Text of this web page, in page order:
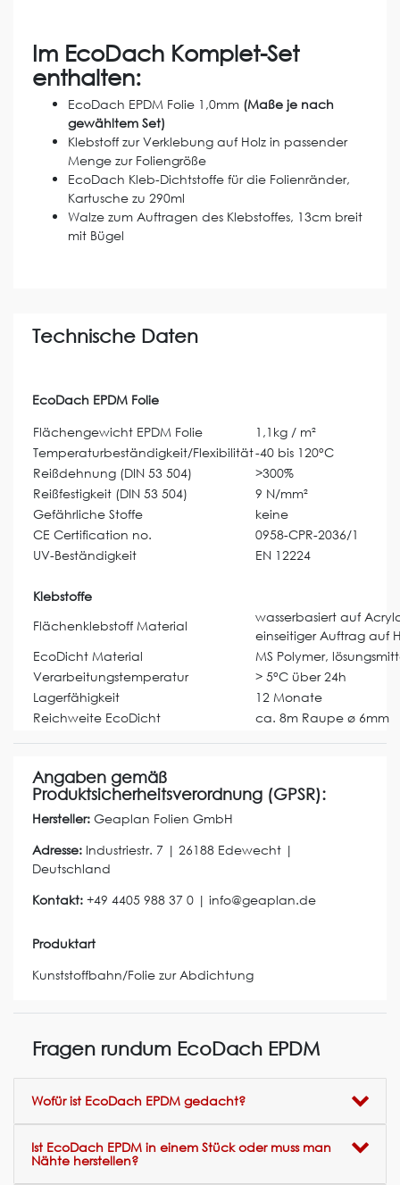
Im EcoDach Komplet-Set
enthalten:
EcoDach EPDM Folie 1,0mm (Maße je nach
gewähltem Set)
Klebstoff zur Verklebung auf Holz in passender
Menge zur Foliengröße
EcoDach Kleb-Dichtstoffe für die Folienränder,
Kartusche zu 290ml
Walze zum Auftragen des Klebstoffes, 13cm breit
mit Bügel
Technische Daten
EcoDach EPDM Folie
Flächengewicht EPDM Folie
1,1kg / m²
Temperaturbeständigkeit/Flexibilität-40 bis 120°C
Reißdehnung (DIN 53 504)
>300%
Reißfestigkeit (DIN 53 504)
9 N/mm²
Gefährliche Stoffe
keine
CE Certification no.
0958-CPR-2036/1
UV-Beständigkeit
EN 12224
Klebstoffe
Flächenklebstoff Material
wasserbasiert auf
einseitiger Auftrag auf
EcoDicht Material
MS Polymer,
Verarbeitungstemperatur
> 5°C über 24h
Lagerfähigkeit
12 Monate
Reichweite EcoDicht
ca. 8m Raupe ø 6mm
Angaben gemäß
Produktsicherheitsverordnung (GPSR):
Hersteller: Geaplan Folien GmbH
Adresse: Industriestr. 7 | 26188 Edewecht |
Deutschland
Kontakt: +49 4405 988 37 0 | info@geaplan.de
Produktart
Kunststoffbahn/Folie zur Abdichtung
Fragen rundum EcoDach EPDM
Wofür ist EcoDach EPDM gedacht?
Ist EcoDach EPDM in einem Stück oder muss man
Nähte herstellen?